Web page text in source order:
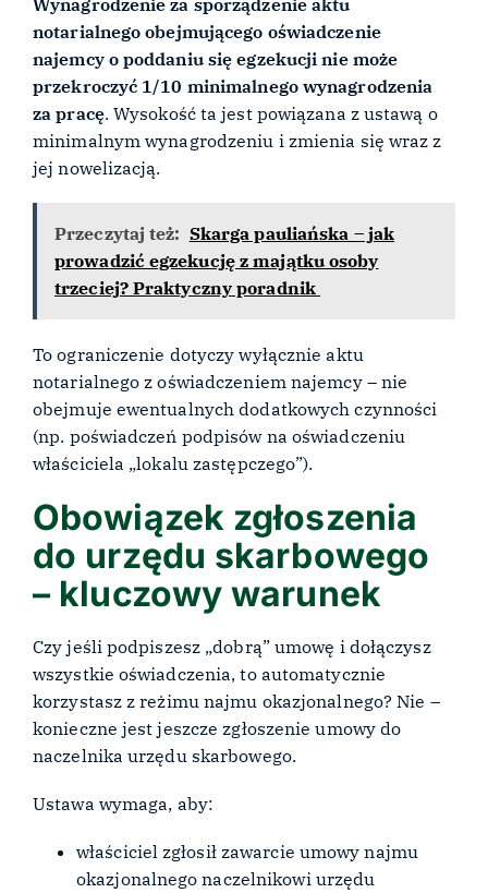
Wynagrodzenie za sporządzenie aktu
notarialnego obejmującego oświadczenie
najemcy o poddaniu się egzekucji nie może
przekroczyć 1/10 minimalnego wynagrodzenia
za pracę. Wysokość ta jest powiązana z ustawą o
minimalnym wynagrodzeniu i zmienia się wraz z
jej nowelizacją.
Przeczytaj też: Skarga pauliańska – jak
prowadzić egzekucję z majątku osoby
trzeciej? Praktyczny poradnik
To ograniczenie dotyczy wyłącznie aktu
notarialnego z oświadczeniem najemcy – nie
obejmuje ewentualnych dodatkowych czynności
(np. poświadczeń podpisów na oświadczeniu
właściciela „lokalu zastępczego”).
Obowiązek zgłoszenia
do urzędu skarbowego
– kluczowy warunek
Czy jeśli podpiszesz „dobrą” umowę i dołączysz
wszystkie oświadczenia, to automatycznie
korzystasz z reżimu najmu okazjonalnego? Nie –
konieczne jest jeszcze zgłoszenie umowy do
naczelnika urzędu skarbowego.
Ustawa wymaga, aby:
właściciel zgłosił zawarcie umowy najmu
okazjonalnego naczelnikowi urzędu